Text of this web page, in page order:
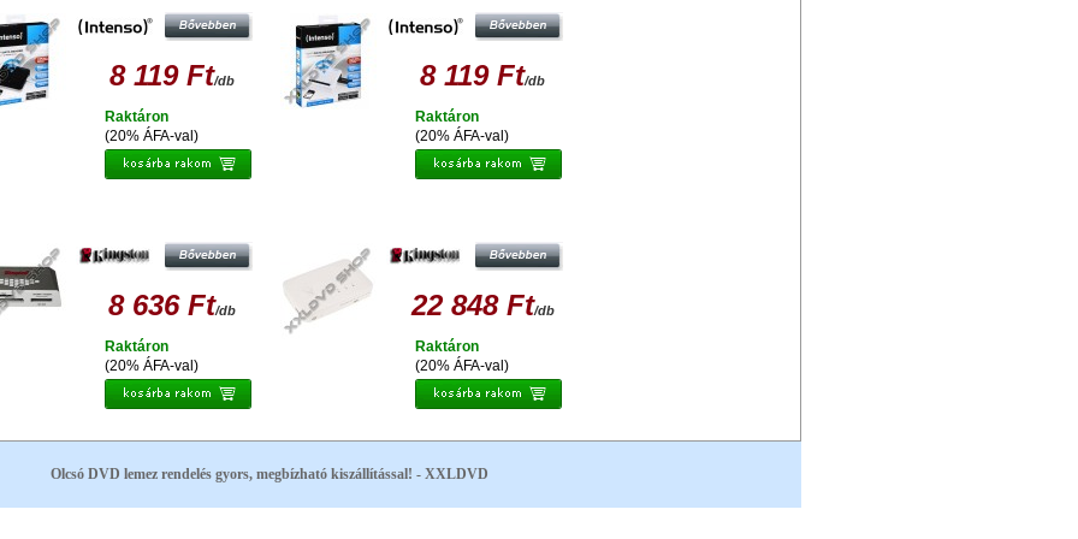
8 119 Ft/db
(20% ÁFA-val)
Raktáron
8 119 Ft/db
(20% ÁFA-val)
Raktáron
8 636 Ft/db
(20% ÁFA-val)
Raktáron
22 848 Ft/db
(20% ÁFA-val)
Raktáron
Olcsó DVD lemez rendelés gyors, megbízható kiszállítással! - XXLDVD